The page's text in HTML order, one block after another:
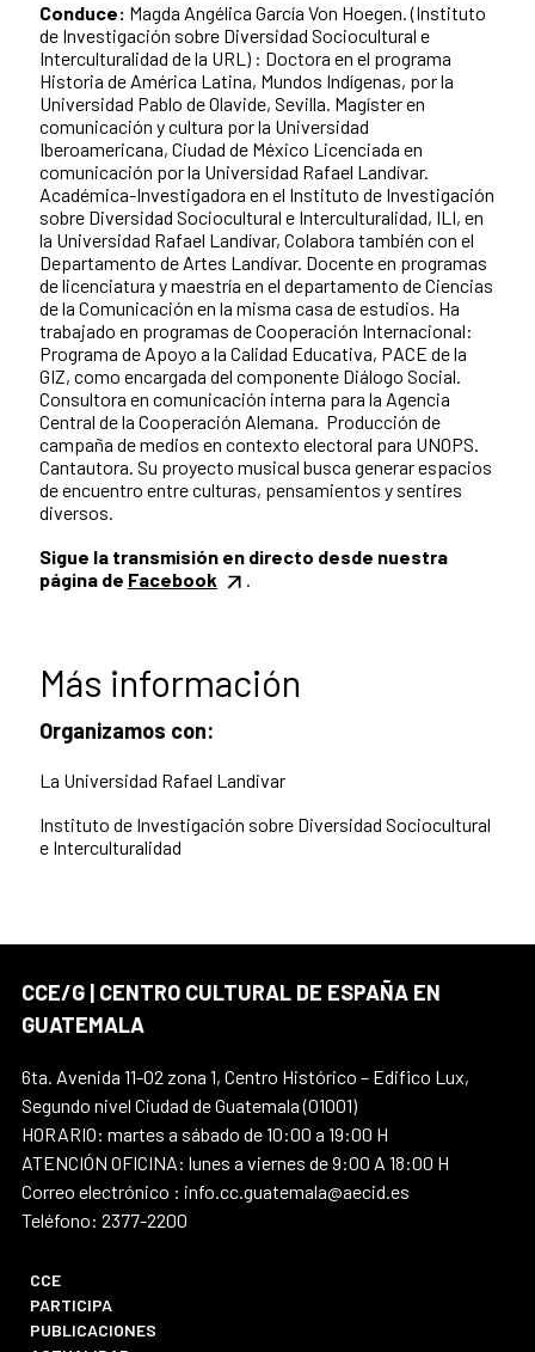
Conduce: Magda Angélica García Von Hoegen.(Instituto
de Investigación sobre Diversidad Sociocultural e
Interculturalidad de la URL) : Doctora en el programa
Historia de América Latina, Mundos Indígenas, por la
Universidad Pablo de Olavide, Sevilla. Magíster en
comunicación y cultura por la Universidad
Iberoamericana, Ciudad de México Licenciada en
comunicación por la Universidad Rafael Landívar.
Académica-Investigadora en el Instituto de Investigación
sobre Diversidad Sociocultural e Interculturalidad, ILI, en
la Universidad Rafael Landívar, Colabora también con el
Departamento de Artes Landívar. Docente en programas
de licenciatura y maestría en el departamento de Ciencias
de la Comunicación en la misma casa de estudios. Ha
trabajado en programas de Cooperación Internacional:
Programa de Apoyo a la Calidad Educativa, PACE de la
GIZ, como encargada del componente Diálogo Social.
Consultora en comunicación interna para la Agencia
Central de la Cooperación Alemana. Producción de
campaña de medios en contexto electoral para UNOPS.
Cantautora. Su proyecto musical busca generar espacios
de encuentro entre culturas, pensamientos y sentires
diversos.
Sigue la transmisión en directo desde nuestra
página de Facebook .
Más información
Organizamos con:
La Universidad Rafael Landivar
Instituto de Investigación sobre Diversidad Sociocultural
e Interculturalidad
CCE/G | CENTRO CULTURAL DE ESPAÑA EN
GUATEMALA
6ta. Avenida 11-02 zona 1, Centro Histórico – Edifico Lux,
Segundo nivel Ciudad de Guatemala (01001)
HORARIO: martes a sábado de 10:00 a 19:00 H
ATENCIÓN OFICINA: lunes a viernes de 9:00 A 18:00 H
Correo electrónico : info.cc.guatemala@aecid.es
Teléfono: 2377-2200
CCE
PARTICIPA
PUBLICACIONES